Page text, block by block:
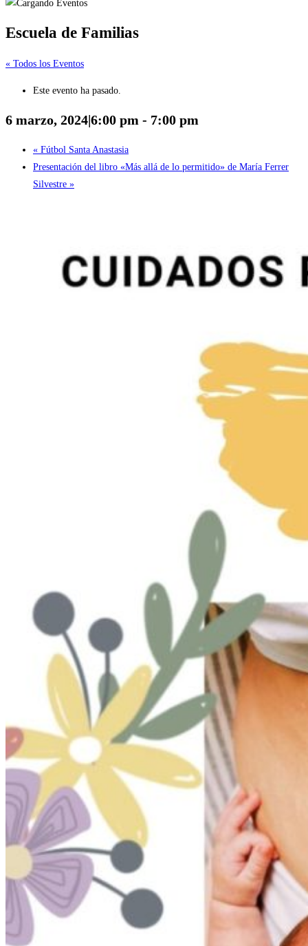
Escuela de Familias
« Todos los Eventos
Este evento ha pasado.
6 marzo, 2024|6:00 pm - 7:00 pm
« Fútbol Santa Anastasia
Presentación del libro «Más allá de lo permitido» de María Ferrer
Silvestre »